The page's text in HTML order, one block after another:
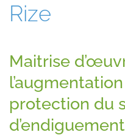
Rize
Maitrise
protection du